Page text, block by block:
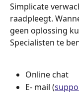
Simplicate
raadpleegt.
geen oplossing
Specialisten te
Online chat
E- mail (